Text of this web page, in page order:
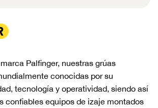
Palfinger, nuestras grúas
conocidas por su
tecnología y operatividad, siendo así
confiables equipos de izaje montados